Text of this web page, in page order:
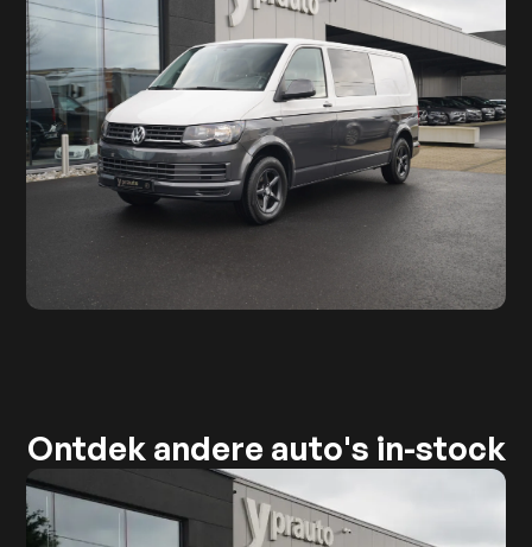
Ontdek andere auto's in-stock